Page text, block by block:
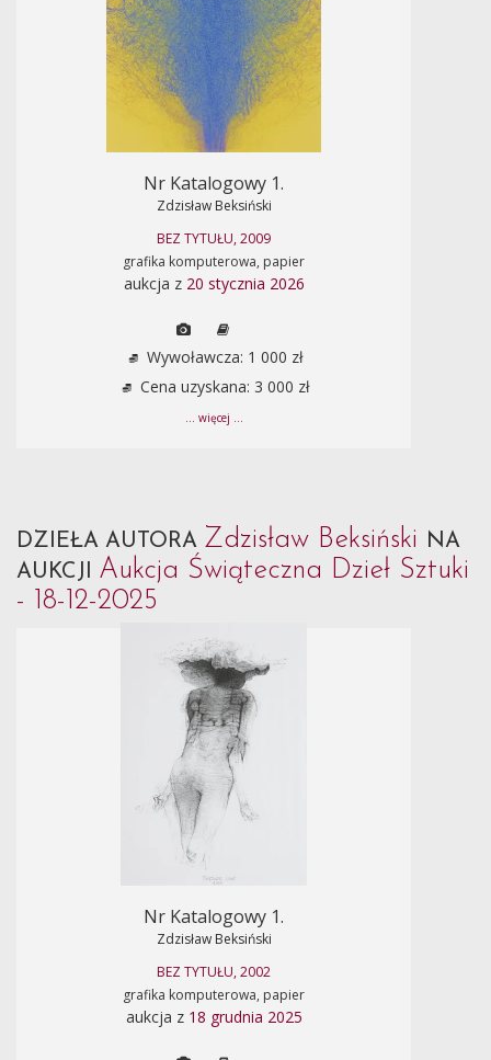
Nr Katalogowy 1.
Zdzisław Beksiński
BEZ TYTUŁU, 2009
grafika komputerowa, papier
aukcja z 20 stycznia 2026
Wywoławcza: 1 000 zł
Cena uzyskana: 3 000 zł
... więcej ...
DZIEŁA AUTORA Zdzisław Beksiński NA
AUKCJI Aukcja Świąteczna Dzieł Sztuki
- 18-12-2025
Nr Katalogowy 1.
Zdzisław Beksiński
BEZ TYTUŁU, 2002
grafika komputerowa, papier
aukcja z 18 grudnia 2025